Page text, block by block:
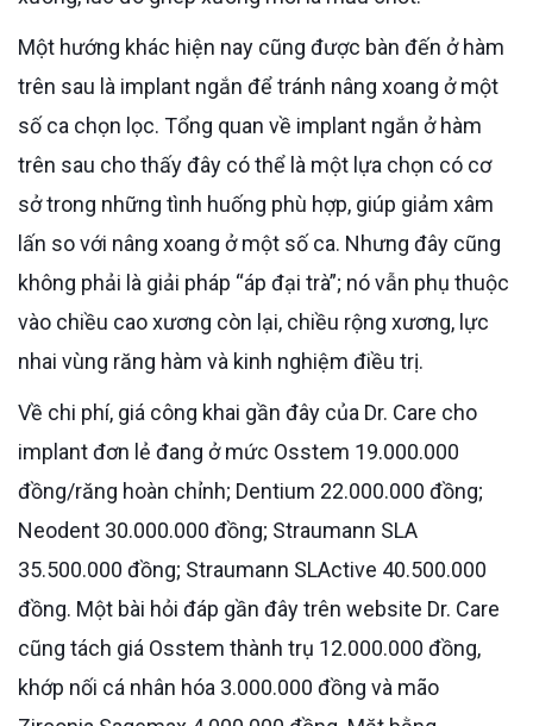
Một hướng khác hiện nay cũng được bàn đến ở hàm
trên sau là implant ngắn để tránh nâng xoang ở một
số ca chọn lọc. Tổng quan về implant ngắn ở hàm
trên sau cho thấy đây có thể là một lựa chọn có cơ
sở trong những tình huống phù hợp, giúp giảm xâm
lấn so với nâng xoang ở một số ca. Nhưng đây cũng
không phải là giải pháp “áp đại trà”; nó vẫn phụ thuộc
vào chiều cao xương còn lại, chiều rộng xương, lực
nhai vùng răng hàm và kinh nghiệm điều trị.
Về chi phí, giá công khai gần đây của Dr. Care cho
implant đơn lẻ đang ở mức Osstem 19.000.000
đồng/răng hoàn chỉnh; Dentium 22.000.000 đồng;
Neodent 30.000.000 đồng; Straumann SLA
35.500.000 đồng; Straumann SLActive 40.500.000
đồng. Một bài hỏi đáp gần đây trên website Dr. Care
cũng tách giá Osstem thành trụ 12.000.000 đồng,
khớp nối cá nhân hóa 3.000.000 đồng và mão